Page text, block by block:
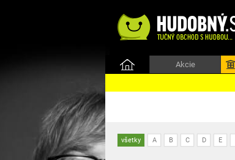
Akcie
všetky A B C D E